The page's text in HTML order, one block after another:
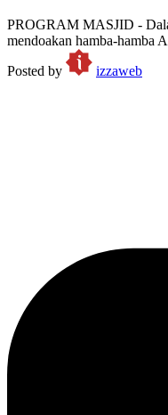
PROGRAM MASJID -
mendoakan hamba-hamba
Posted by
izzaweb